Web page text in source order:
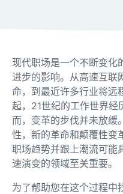
现代职场是一个不断变化
进步的影响。从高速互联
命，到最近许多行业将远
起，21世纪的工作世界经
而，变革的步伐并未放缓
性，新的革命和颠覆性变
职场趋势并跟上潮流可能
速演变的领域至关重要。
为了帮助您在这个过程中